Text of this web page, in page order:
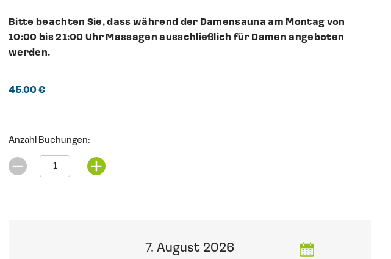
Bitte beachten Sie, dass während der Damensauna am Montag von
10:00 bis 21:00 Uhr Massagen ausschließlich für Damen angeboten
werden.
45.00 €
Anzahl Buchungen:
7. August 2026